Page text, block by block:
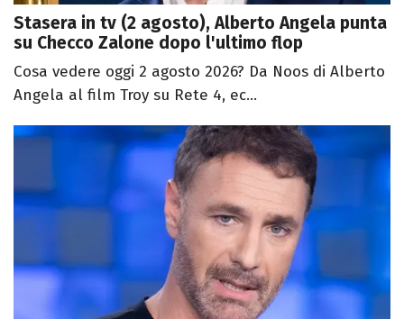
Stasera in tv (2 agosto), Alberto Angela punta
su Checco Zalone dopo l'ultimo flop
Cosa vedere oggi 2 agosto 2026? Da Noos di Alberto
Angela al film Troy su Rete 4, ec...